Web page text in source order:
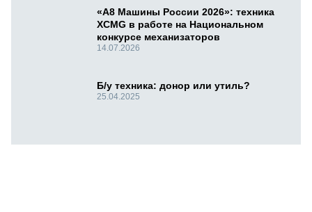
«А8 Машины России 2026»: техника
XCMG в работе на Национальном
конкурсе механизаторов
14.07.2026
Б/у техника: донор или утиль?
25.04.2025